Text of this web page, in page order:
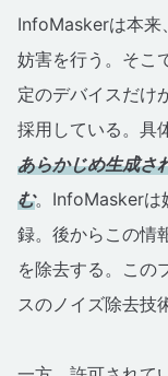
InfoMaskerは本来
妨害を行う。そこ
定のデバイスだけ
採用している。具
あらかじめ生成さ
む。InfoMaskerは
録。後からこの情
を除去する。この
スのノイズ除去技